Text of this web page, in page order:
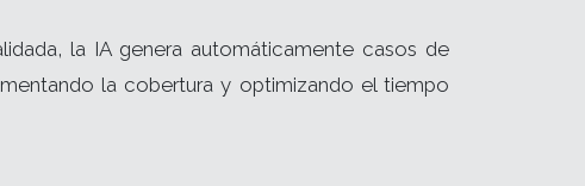
la IA genera automáticamente casos de
la cobertura y optimizando el tiempo